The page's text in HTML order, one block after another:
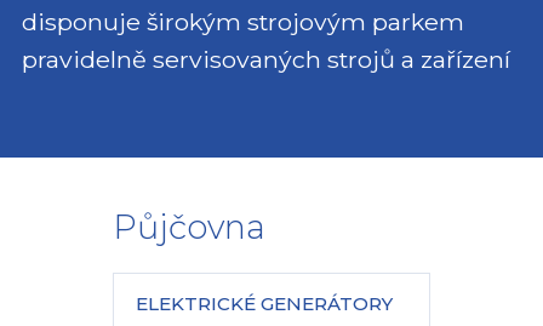
disponuje širokým strojovým parkem
pravidelně servisovaných strojů a zařízení
Půjčovna
ELEKTRICKÉ GENERÁTORY